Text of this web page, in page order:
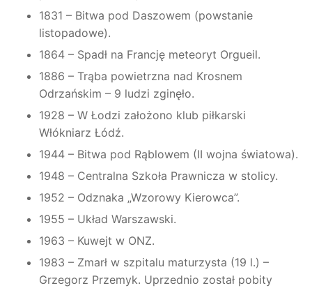
1831 – Bitwa pod Daszowem (powstanie
listopadowe).
1864 – Spadł na Francję meteoryt Orgueil.
1886 – Trąba powietrzna nad Krosnem
Odrzańskim – 9 ludzi zginęło.
1928 – W Łodzi założono klub piłkarski
Włókniarz Łódź.
1944 – Bitwa pod Rąblowem (II wojna światowa).
1948 – Centralna Szkoła Prawnicza w stolicy.
1952 – Odznaka „Wzorowy Kierowca”.
1955 – Układ Warszawski.
1963 – Kuwejt w ONZ.
1983 – Zmarł w szpitalu maturzysta (19 l.) –
Grzegorz Przemyk. Uprzednio został pobity